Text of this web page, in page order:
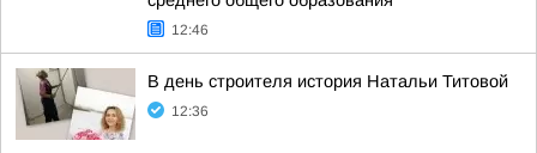
12:46
В день строителя история Натальи Титовой
12:36